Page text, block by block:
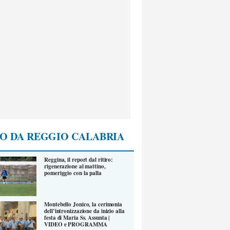
DA REGGIO CALABRIA
Reggina, il report dal ritiro:
rigenerazione al mattino,
pomeriggio con la palla
Montebello Jonico, la cerimonia
dell’intronizzazione da inizio alla
festa di Maria Ss. Assunta |
VIDEO e PROGRAMMA